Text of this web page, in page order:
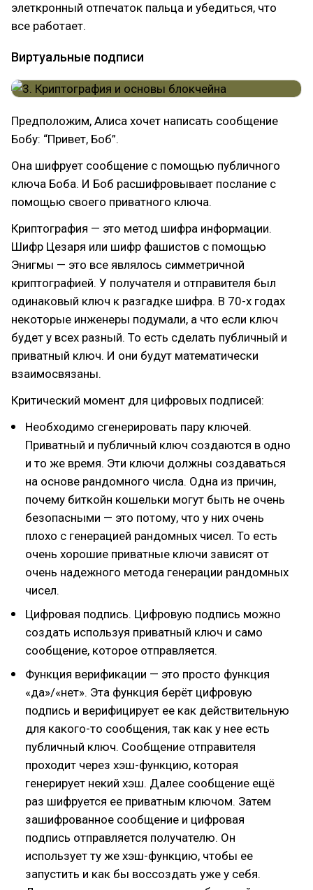
элеткронный отпечаток пальца и убедиться, что
все работает.
Виртуальные подписи
Предположим, Алиса хочет написать сообщение
Бобу: “Привет, Боб”.
Она шифрует сообщение с помощью публичного
ключа Боба. И Боб расшифровывает послание с
помощью своего приватного ключа.
Криптография — это метод шифра информации.
Шифр Цезаря или шифр фашистов с помощью
Энигмы — это все являлось симметричной
криптографией. У получателя и отправителя был
одинаковый ключ к разгадке шифра. В 70-х годах
некоторые инженеры подумали, а что если ключ
будет у всех разный. То есть сделать публичный и
приватный ключ. И они будут математически
взаимосвязаны.
Критический момент для цифровых подписей:
Необходимо сгенерировать пару ключей.
Приватный и публичный ключ создаются в одно
и то же время. Эти ключи должны создаваться
на основе рандомного числа. Одна из причин,
почему биткойн кошельки могут быть не очень
безопасными — это потому, что у них очень
плохо с генерацией рандомных чисел. То есть
очень хорошие приватные ключи зависят от
очень надежного метода генерации рандомных
чисел.
Цифровая подпись. Цифровую подпись можно
создать используя приватный ключ и само
сообщение, которое отправляется.
Функция верификации — это просто функция
«да»/«нет». Эта функция берёт цифровую
подпись и верифицирует ее как действительную
для какого-то сообщения, так как у нее есть
публичный ключ. Сообщение отправителя
проходит через хэш-функцию, которая
генерирует некий хэш. Далее сообщение ещё
раз шифруется ее приватным ключом. Затем
зашифрованное сообщение и цифровая
подпись отправляется получателю. Он
использует ту же хэш-функцию, чтобы ее
запустить и как бы воссоздать уже у себя.